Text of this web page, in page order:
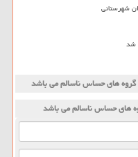
شهرستانی
گروه های حساس ناسالم می باشد
های حساس ناسالم می باشد